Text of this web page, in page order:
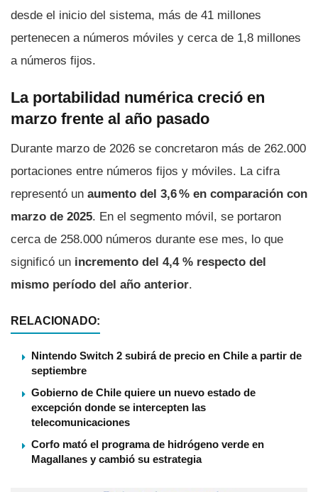
desde el inicio del sistema, más de 41 millones
pertenecen a números móviles y cerca de 1,8 millones
a números fijos.
La portabilidad numérica creció en
marzo frente al año pasado
Durante marzo de 2026 se concretaron más de 262.000
portaciones entre números fijos y móviles. La cifra
representó un aumento del 3,6 % en comparación con
marzo de 2025. En el segmento móvil, se portaron
cerca de 258.000 números durante ese mes, lo que
significó un incremento del 4,4 % respecto del
mismo período del año anterior.
RELACIONADO:
Nintendo Switch 2 subirá de precio en Chile a partir de
septiembre
Gobierno de Chile quiere un nuevo estado de
excepción donde se intercepten las
telecomunicaciones
Corfo mató el programa de hidrógeno verde en
Magallanes y cambió su estrategia